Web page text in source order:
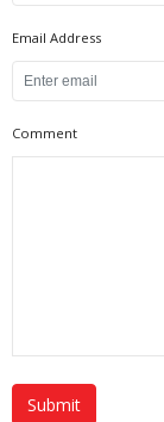
Email Address
Comment